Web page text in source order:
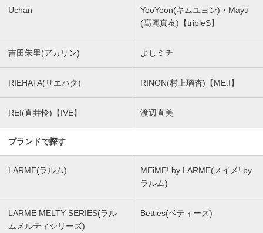
Uchan
YooYeon(キムユヨン)・Mayu
(髙麗真友)【tripleS】
吉田朱里(アカリン) よしミチ
RIEHATA(リエハタ) RINON(村上璃杏)【ME:I】
REI(直井怜)【IVE】 渡辺直美
ブランドで探す
LARME(ラルム)
MEiME! by LARME(メイメ! by
ラルム)
LARME MELTY SERIES(ラル
ムメルティシリーズ)
Betties(ベティーズ)